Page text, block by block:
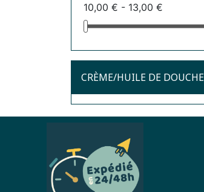
10,00 € - 13,00 €
CRÈME/HUILE DE DOUCHE